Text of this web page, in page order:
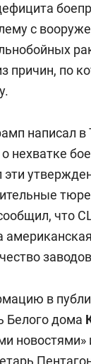
с
причин, по
написал в
нехватке
эти
что
в
Белого дома